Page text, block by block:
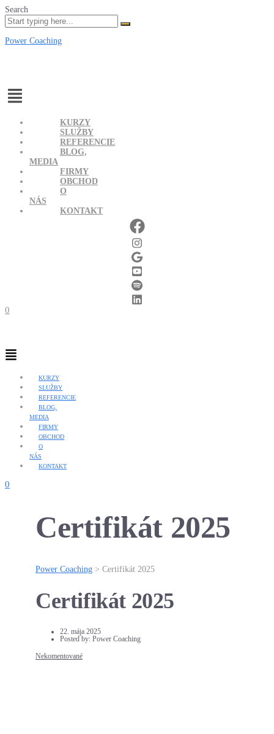
Search
Power Coaching
Menu
KURZY
SLUŽBY
REFERENCIE
BLOG,
MEDIA
FIRMY
OBCHOD
O
NÁS
KONTAKT
0
Menu
KURZY
SLUŽBY
REFERENCIE
BLOG,
MEDIA
FIRMY
OBCHOD
O
NÁS
KONTAKT
0
Certifikát 2025
Power Coaching > Certifikát 2025
Certifikát 2025
22. mája 2025
Posted by: Power Coaching
Nekomentované